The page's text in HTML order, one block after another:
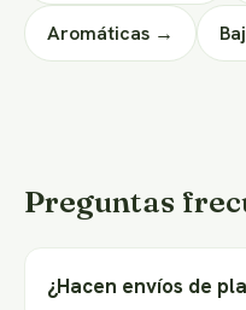
Aromáticas →
Preguntas
¿Hacen envíos de